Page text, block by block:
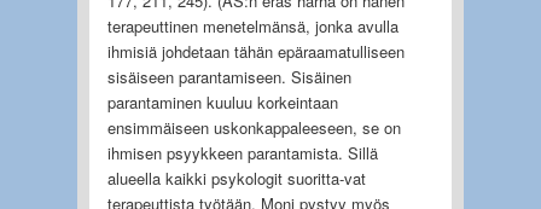
terapeuttinen menetelmänsä, jonka avulla
ihmisiä johdetaan tähän epäraamatulliseen
sisäiseen parantamiseen. Sisäinen
parantaminen kuuluu korkeintaan
ensimmäiseen uskonkappaleeseen, se on
ihmisen psyykkeen parantamista. Sillä
alueella kaikki psykologit suoritta-vat
terapeuttista työtään. Moni pystyy myös